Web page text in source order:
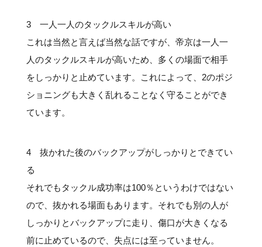
3 一人一人のタックルスキルが高い
これは当然と言えば当然な話ですが、帝京は一人一
人のタックルスキルが高いため、多くの場面で相手
をしっかりと止めています。これによって、2のポジ
ショニングも大きく乱れることなく守ることができ
ています。
4 抜かれた後のバックアップがしっかりとできてい
る
それでもタックル成功率は100％というわけではない
ので、抜かれる場面もあります。それでも別の人が
しっかりとバックアップに走り、傷口が大きくなる
前に止めているので、失点には至っていません。